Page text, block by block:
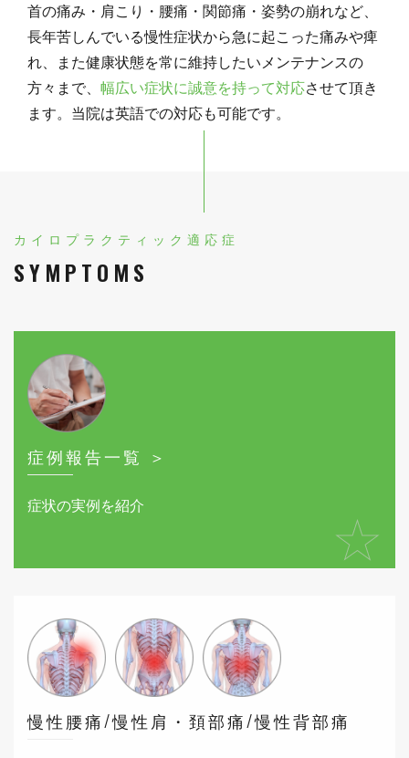
首の痛み・肩こり・腰痛・関節痛・姿勢の崩れなど、
長年苦しんでいる慢性症状から急に起こった痛みや痺
れ、また健康状態を常に維持したいメンテナンスの
方々まで、 幅広い症状に誠意を持って対応させて頂き
ます。当院は英語での対応も可能です。
カイロプラクティック適応症
SYMPTOMS
症例報告一覧 ＞
症状の実例を紹介
★
慢性腰痛/慢性肩・頚部痛/慢性背部痛